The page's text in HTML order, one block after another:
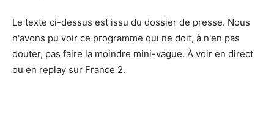
Le texte ci-dessus est issu du dossier de presse. Nous
n'avons pu voir ce programme qui ne doit, à n'en pas
douter, pas faire la moindre mini-vague. À voir en direct
ou en replay sur France 2.